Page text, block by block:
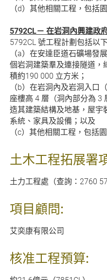
（d）其他相關工程，包括
5792CL－ 在岩洞內興建政
5792CL 號工程計劃包括以
（a）在安達臣道石礦場發
個岩洞建築羣及連接隧道，
積約190 000 立方米；
（b）在岩洞內及岩洞入口
座樓高 4 層（洞內部分為 3
造其建築結構及地基，屋宇
系統、家具及設備；以及
（c）其他相關工程，包括
土木工程拓展署
土力工程處（查詢：2760
項目顧問:
艾奕康有限公司
核准工程預算: